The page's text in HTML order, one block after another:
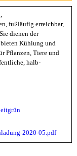
fußläufig erreichbar,
dienen der
Kühlung und
Pflanzen, Tiere und
halb-
2020-05.pdf